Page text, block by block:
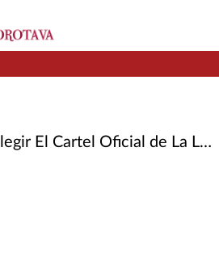
Oficial de La LIV Edición del Trofeo Teide